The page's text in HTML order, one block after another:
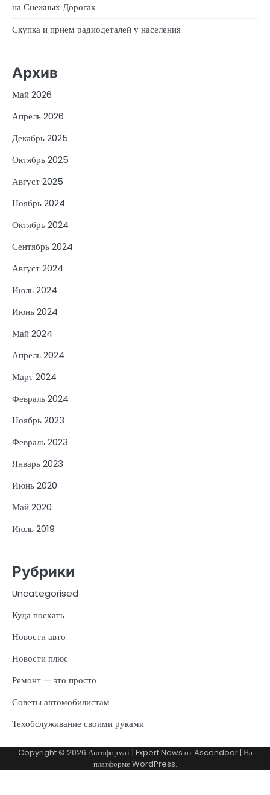
на Снежных Дорогах
Скупка и прием радиодеталей у населения
Архив
Май 2026
Апрель 2026
Декабрь 2025
Октябрь 2025
Август 2025
Ноябрь 2024
Октябрь 2024
Сентябрь 2024
Август 2024
Июль 2024
Июнь 2024
Май 2024
Апрель 2024
Март 2024
Февраль 2024
Ноябрь 2023
Февраль 2023
Январь 2023
Июнь 2020
Май 2020
Июль 2019
Рубрики
Uncategorised
Куда поехать
Новости авто
Новости плюс
Ремонт — это просто
Советы автомобилистам
Техобслуживание своими руками
Copyright © 2026 Автоформат| Expert News отAscendoor| На
платформеWordPress.